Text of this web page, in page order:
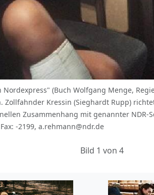
Nordexpress" (Buch Wolfgang Menge,
Zollfahnder Kressin (Sieghardt Rupp)
Zusammenhang mit genannter NDR-
-2199, a.rehmann@ndr.de
Bild 1 von 4